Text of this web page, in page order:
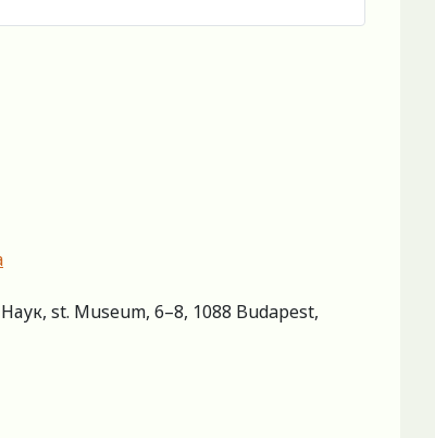
st. Museum, 6–8, 1088 Budapest,